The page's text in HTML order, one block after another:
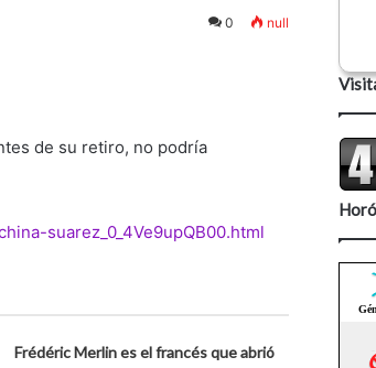
0 null
de su retiro, no podría
suarez_0_4Ve9upQB00.html
Frédéric Merlin es el francés que abrió